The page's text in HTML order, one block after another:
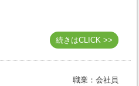
続きはCLICK >>
職業：会社員